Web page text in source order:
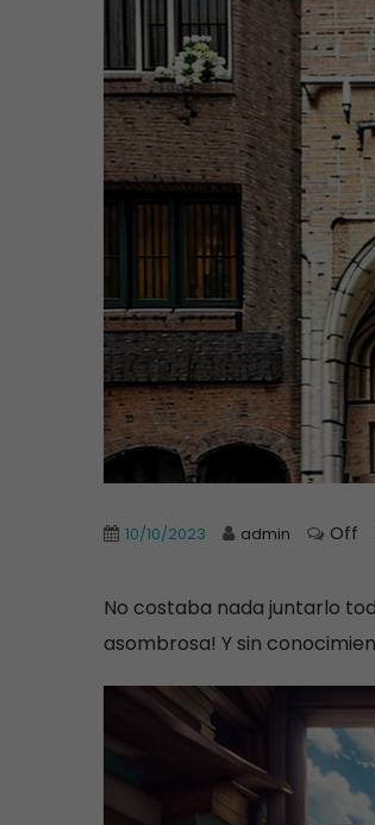
10/10/2023 admin Off
No costaba nada juntarlo
asombrosa! Y sin